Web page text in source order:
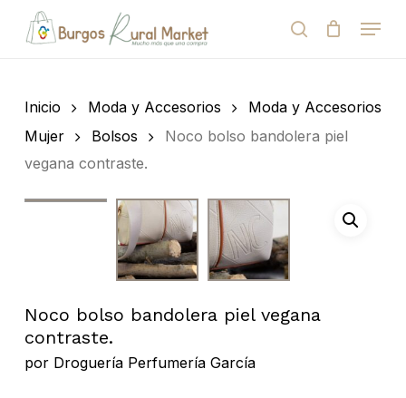
de
search
Menu
Cart
Inicio Moda y Accesorios
Moda y Accesorios
Mujer
Bolsos
Noco bolso bandolera piel
vegana contraste.
Noco bolso bandolera piel vegana
contraste.
por Droguería Perfumería García